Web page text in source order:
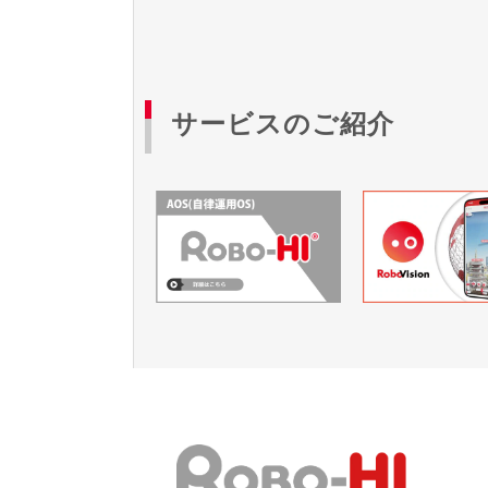
サービスのご紹介